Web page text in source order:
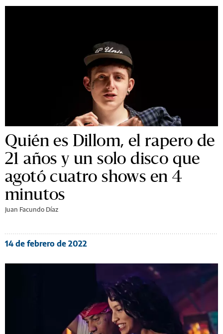
Quién es Dillom, el rapero de
21 años y un solo disco que
agotó cuatro shows en 4
minutos
Juan Facundo Díaz
14 de febrero de 2022